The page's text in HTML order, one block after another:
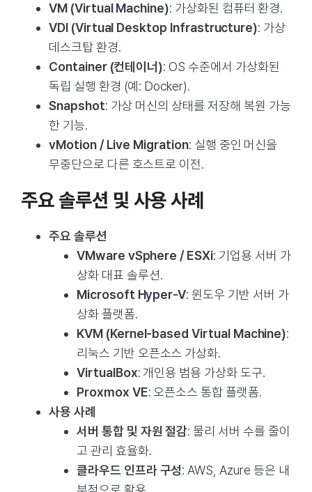
VM (Virtual Machine): 가상화된 컴퓨터 환경.
VDI (Virtual Desktop Infrastructure): 가상
데스크탑 환경.
Container (컨테이너): OS 수준에서 가상화된
독립 실행 환경 (예: Docker).
Snapshot: 가상 머신의 상태를 저장해 복원 가능
한 기능.
vMotion / Live Migration: 실행 중인 머신을
무중단으로 다른 호스트로 이전.
주요 솔루션 및 사용 사례
주요 솔루션
VMware vSphere / ESXi: 기업용 서버 가
상화 대표 솔루션.
Microsoft Hyper-V: 윈도우 기반 서버 가
상화 플랫폼.
KVM (Kernel-based Virtual Machine):
리눅스 기반 오픈소스 가상화.
VirtualBox: 개인용 범용 가상화 도구.
Proxmox VE: 오픈소스 통합 플랫폼.
사용 사례
서버 통합 및 자원 절감: 물리 서버 수를 줄이
고 관리 효율화.
클라우드 인프라 구성: AWS, Azure 등은 내